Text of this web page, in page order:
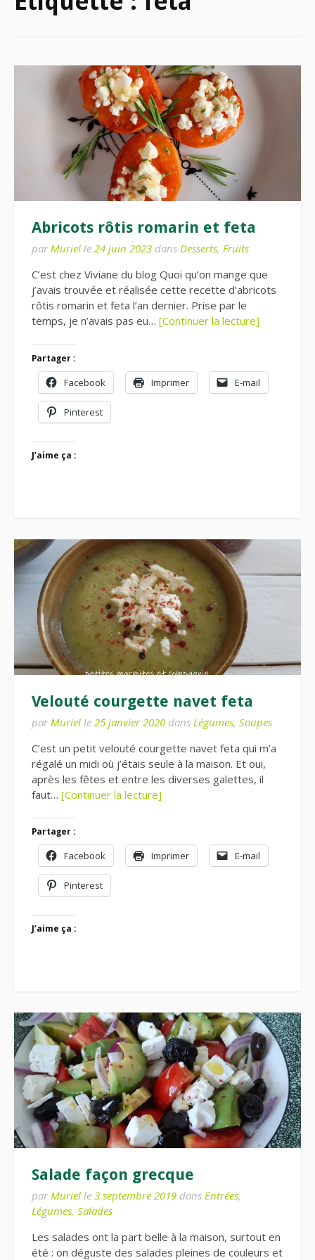
Abricots rôtis romarin et feta
par Muriel le 24 juin 2023 dans Desserts, Fruits
C’est chez Viviane du blog Quoi qu’on mange que
j’avais trouvée et réalisée cette recette d’abricots
rôtis romarin et feta l’an dernier. Prise par le
temps, je n’avais pas eu… [Continuer la lecture]
Partager :
Facebook Imprimer E-mail
Pinterest
J’aime ça :
Velouté courgette navet feta
par Muriel le 25 janvier 2020 dans Légumes, Soupes
C’est un petit velouté courgette navet feta qui m’a
régalé un midi où j’étais seule à la maison. Et oui,
après les fêtes et entre les diverses galettes, il
faut… [Continuer la lecture]
Partager :
Facebook Imprimer E-mail
Pinterest
J’aime ça :
Salade façon grecque
par Muriel le 3 septembre 2019 dans Entrées,
Légumes, Salades
Les salades ont la part belle à la maison, surtout en
été : on déguste des salades pleines de couleurs et